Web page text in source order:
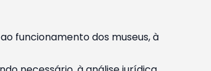
funcionamento dos museus, à